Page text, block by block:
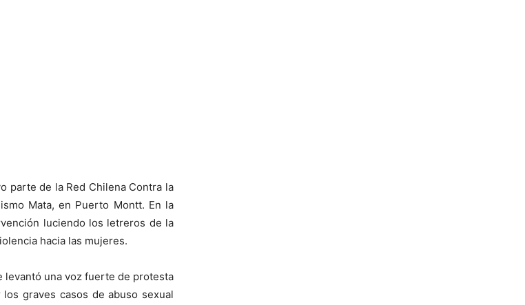
parte de la Red Chilena Contra la
Mata, en Puerto Montt. En la
luciendo los letreros de la
hacia las mujeres.
levantó una voz fuerte de protesta
graves casos de abuso sexual